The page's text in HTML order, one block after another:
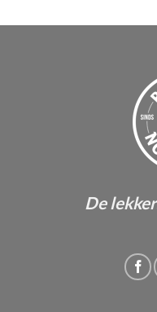
De